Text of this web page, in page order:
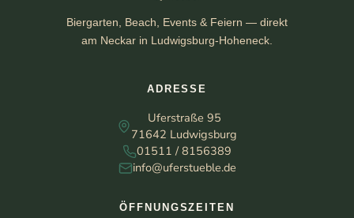
Biergarten, Beach, Events & Feiern — direkt
am Neckar in Ludwigsburg-Hoheneck.
ADRESSE
Uferstraße 95
71642 Ludwigsburg
01511 / 8156389
info@uferstueble.de
ÖFFNUNGSZEITEN